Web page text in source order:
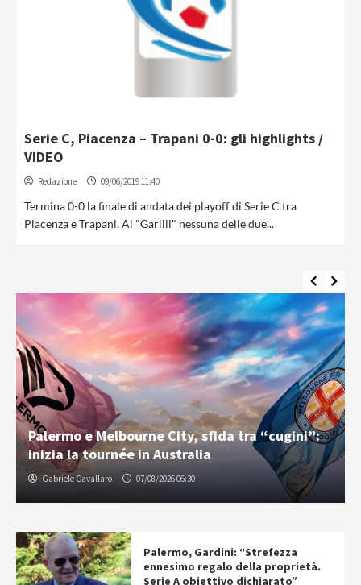
Serie C, Piacenza – Trapani 0-0: gli highlights /
VIDEO
Redazione 09/06/2019 11:40
Termina 0-0 la finale di andata dei playoff di Serie C tra
Piacenza e Trapani. Al "Garilli" nessuna delle due...
Palermo e Melbourne City, sfida tra “cugini”:
inizia la tournée in Australia
Gabriele Cavallaro 07/08/2026 06:30
Palermo, Gardini: “Strefezza
ennesimo regalo della proprietà.
Serie A obiettivo dichiarato”